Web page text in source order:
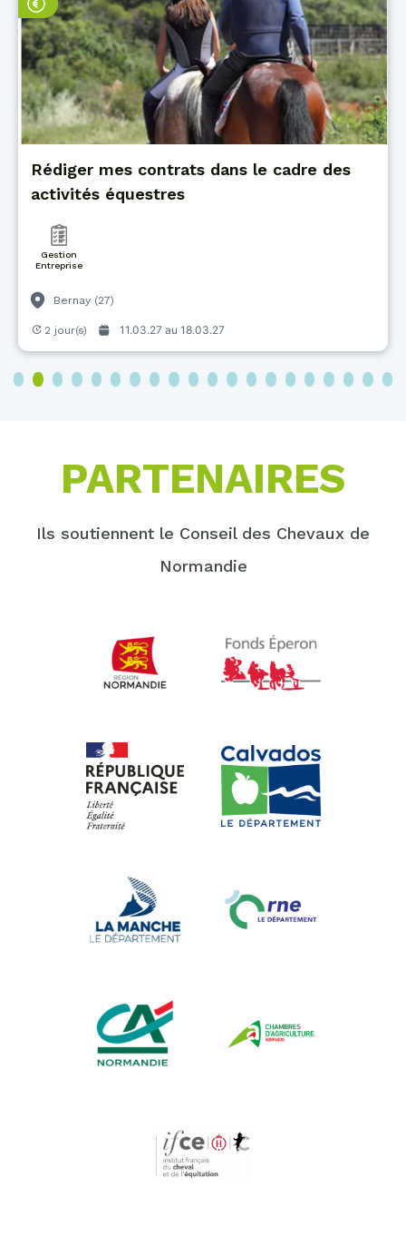
Rédiger mes contrats dans le cadre des
activités équestres
Gestion
Entreprise
Bernay (27)
2 jour(s) 11.03.27 au 18.03.27
3 4 5 6 7 8 9 10 11 12 13 14 15 16 17 18 19 20
PARTENAIRES
Ils soutiennent le Conseil des Chevaux de
Normandie